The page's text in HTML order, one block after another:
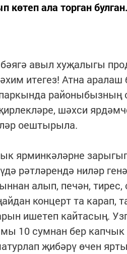
көтеп ала торган
авыл хуҗалыгы
итегез! Атна
районыбызның
шәхси
оештырыла.
ярминкәләрне
рәтләрендә ниләр
алып, печән,
концерт та карап,
ишетеп кайтасың.
10 сумнан бер капчык
җибәрү өчен